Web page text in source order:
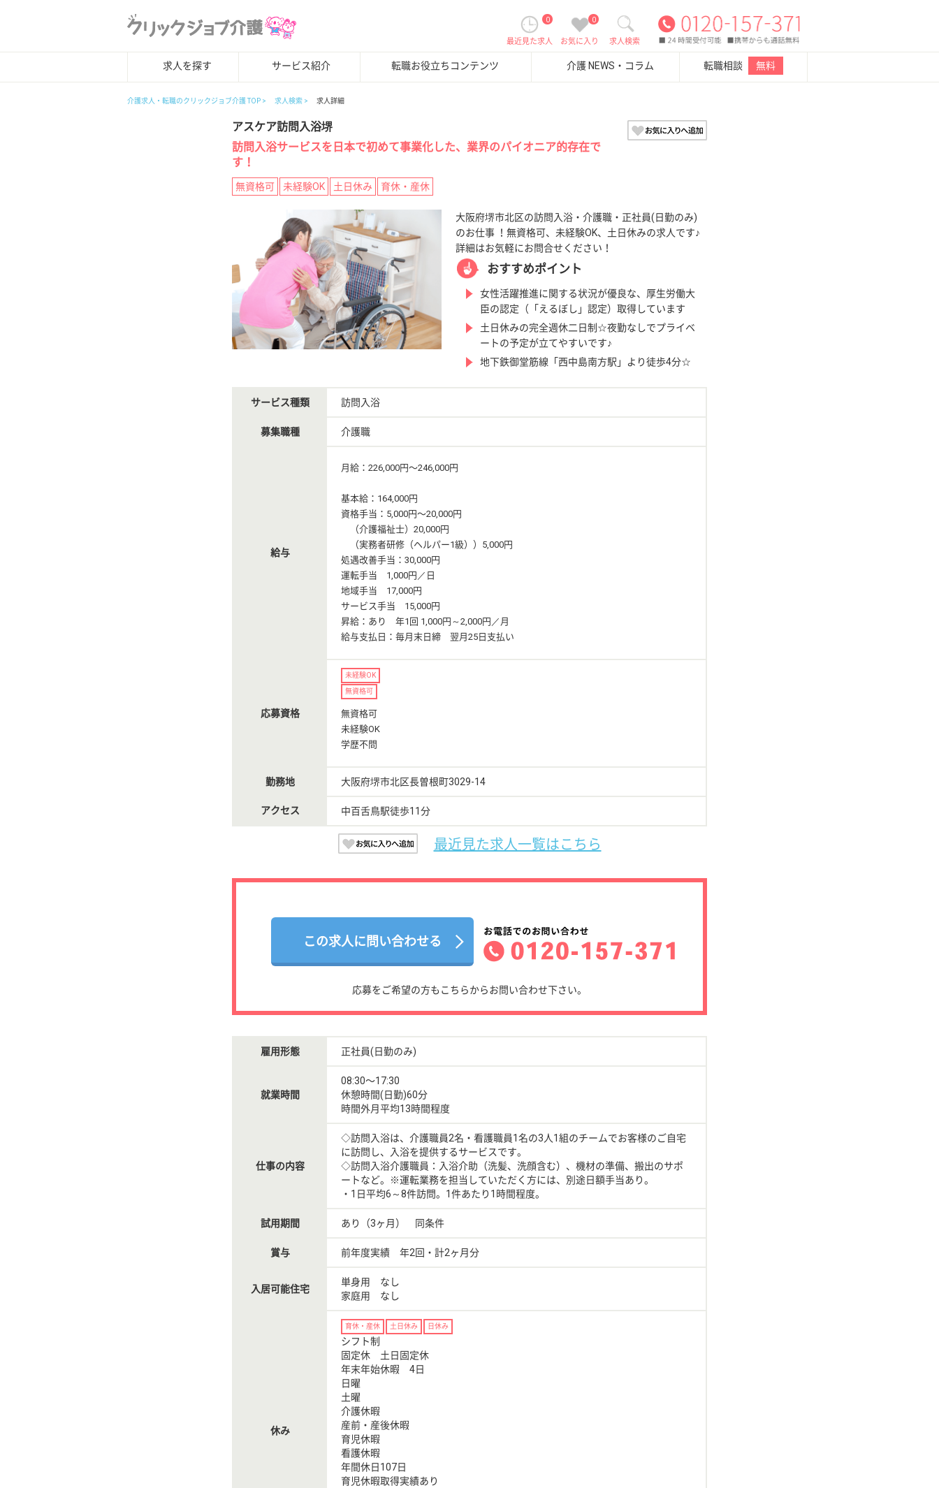
求人検索
0
お気に入り
0
最近見た求人
求人を探す サービス紹介 転職お役立ちコンテンツ 介護 NEWS・コラム 転職相談 無料
介護求人・転職のクリックジョブ介護 TOP 求人検索 求人詳細
アスケア訪問入浴堺
訪問入浴サービスを日本で初めて事業化した、業界のパイオニア的存在で
す！
無資格可 未経験OK 土日休み 育休・産休
大阪府堺市北区の訪問入浴・介護職・正社員(日勤のみ)
のお仕事 ！無資格可、未経験OK、土日休みの求人です♪
詳細はお気軽にお問合せください！
おすすめポイント
女性活躍推進に関する状況が優良な、厚生労働大
臣の認定（「えるぼし」認定）取得しています
土日休みの完全週休二日制☆夜勤なしでプライベ
ートの予定が立てやすいです♪
地下鉄御堂筋線「西中島南方駅」より徒歩4分☆
サービス種類 訪問入浴
募集職種 介護職
給与
月給：226,000円〜246,000円
基本給：164,000円
資格手当：5,000円〜20,000円
（介護福祉士）20,000円
（実務者研修（ヘルパー1級））5,000円
処遇改善手当：30,000円
運転手当 1,000円／日
地域手当 17,000円
サービス手当 15,000円
昇給：あり 年1回 1,000円～2,000円／月
給与支払日：毎月末日締 翌月25日支払い
応募資格
未経験OK
無資格可
無資格可
未経験OK
学歴不問
勤務地 大阪府堺市北区長曽根町3029-14
アクセス 中百舌鳥駅徒歩11分
最近見た求人一覧はこちら
この求人に問い合わせる
応募をご希望の方もこちらからお問い合わせ下さい。
雇用形態 正社員(日勤のみ)
就業時間
08:30〜17:30
休憩時間(日勤)60分
時間外月平均13時間程度
仕事の内容
◇訪問入浴は、介護職員2名・看護職員1名の3人1組のチームでお客様のご自宅
に訪問し、入浴を提供するサービスです。
◇訪問入浴介護職員：入浴介助（洗髪、洗顔含む）、機材の準備、搬出のサポ
ートなど。※運転業務を担当していただく方には、別途日額手当あり。
・1日平均6～8件訪問。1件あたり1時間程度。
試用期間 あり（3ヶ月） 同条件
賞与 前年度実績 年2回・計2ヶ月分
入居可能住宅
単身用 なし
家庭用 なし
休み
育休・産休 土日休み 日休み
シフト制
固定休 土日固定休
年末年始休暇 4日
日曜
土曜
介護休暇
産前・産後休暇
育児休暇
看護休暇
年間休日107日
育児休暇取得実績あり